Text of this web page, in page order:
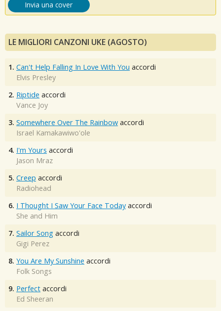
Invia una cover
LE MIGLIORI CANZONI UKE (AGOSTO)
1. Can't Help Falling In Love With You accordi
Elvis Presley
2. Riptide accordi
Vance Joy
3. Somewhere Over The Rainbow accordi
Israel Kamakawiwo'ole
4. I'm Yours accordi
Jason Mraz
5. Creep accordi
Radiohead
6. I Thought I Saw Your Face Today accordi
She and Him
7. Sailor Song accordi
Gigi Perez
8. You Are My Sunshine accordi
Folk Songs
9. Perfect accordi
Ed Sheeran